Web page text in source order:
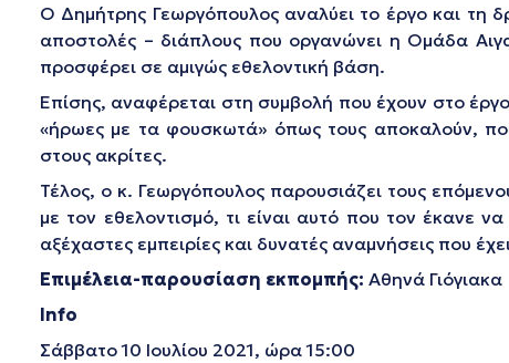
Ο Δημήτρης Γεωργόπουλος αναλύει το έργο και τη
αποστολές – διάπλους που οργανώνει η Ομάδα
προσφέρει σε αμιγώς εθελοντική βάση.
Επίσης, αναφέρεται στη συμβολή που έχουν στο
«ήρωες με τα φουσκωτά» όπως τους αποκαλούν,
στους ακρίτες.
Τέλος, ο κ. Γεωργόπουλος παρουσιάζει τους
με τον εθελοντισμό, τι είναι αυτό που τον έκανε
αξέχαστες εμπειρίες και δυνατές αναμνήσεις που
Επιμέλεια-παρουσίαση εκπομπής: Αθηνά Γιόγιακα
Info
Σάββατο 10 Ιουλίου 2021, ώρα 15:00